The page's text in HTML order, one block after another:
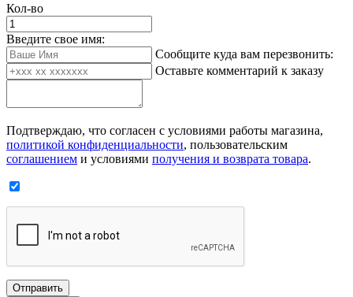
Кол-во
Введите свое имя:
Сообщите куда вам перезвонить:
Оставьте комментарий к заказу
Подтверждаю, что согласен с условиями работы магазина,
политикой конфиденциальности, пользовательским
соглашением и условиями получения и возврата товара.
Отправить